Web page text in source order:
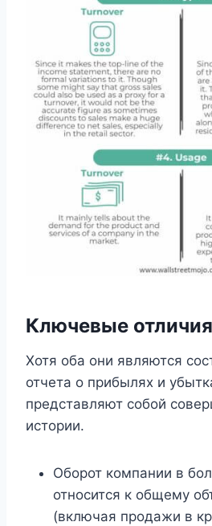
Ключевые отличия
Хотя оба они являются
отчета о прибылях и
представляют собой
истории.
Оборот компании в
относится к общему
(включая продажи в